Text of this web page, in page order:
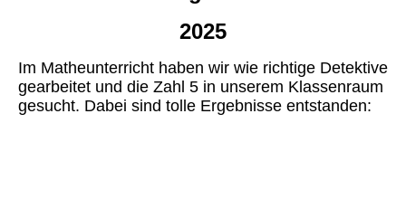
2025
Im Matheunterricht haben wir wie richtige Detektive
gearbeitet und die Zahl 5 in unserem Klassenraum
gesucht. Dabei sind tolle Ergebnisse entstanden: